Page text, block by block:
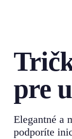
pre
Elegantné a
podporíte